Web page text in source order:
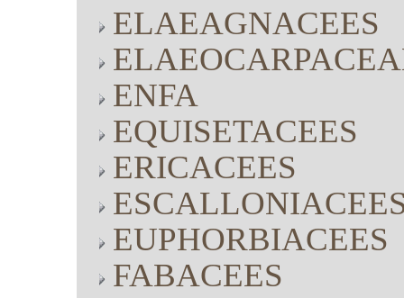
ELAEAGNACEES
ENFA
EQUISETACEES
ERICACEES
EUPHORBIACEES
FABACEES